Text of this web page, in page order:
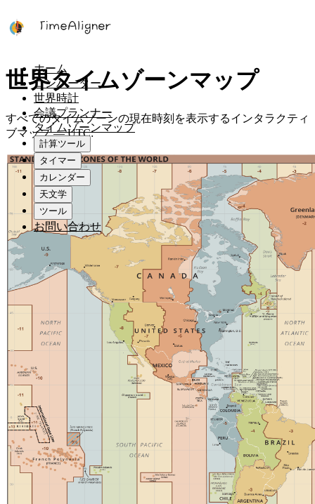
ホーム
コンバーター
世界時計
会議プランナー
タイムゾーンマップ
計算ツール
タイマー
カレンダー
天文学
ツール
お問い合わせ
12H
世界タイムゾーンマップ
すべてのタイムゾーンの現在時刻を表示するインタラクティ
ブマップ— UTC: